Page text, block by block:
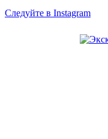
Следуйте в Instagram